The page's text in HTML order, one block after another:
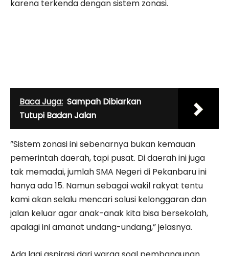
karena terkenda dengan sistem zonasi.
Baca Juga: Sampah Dibiarkan
Tutupi Badan Jalan
”Sistem zonasi ini sebenarnya bukan kemauan
pemerintah daerah, tapi pusat. Di daerah ini juga
tak memadai, jumlah SMA Negeri di Pekanbaru ini
hanya ada 15. Namun sebagai wakil rakyat tentu
kami akan selalu mencari solusi kelonggaran dan
jalan keluar agar anak-anak kita bisa bersekolah,
apalagi ini amanat undang-undang,” jelasnya.